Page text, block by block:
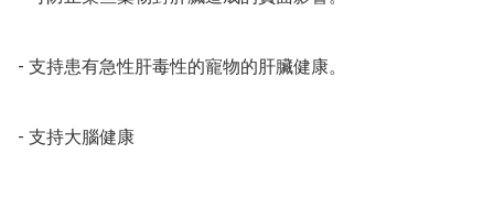
- 支持患有急性肝毒性的寵物的肝臟健康。
- 支持大腦健康